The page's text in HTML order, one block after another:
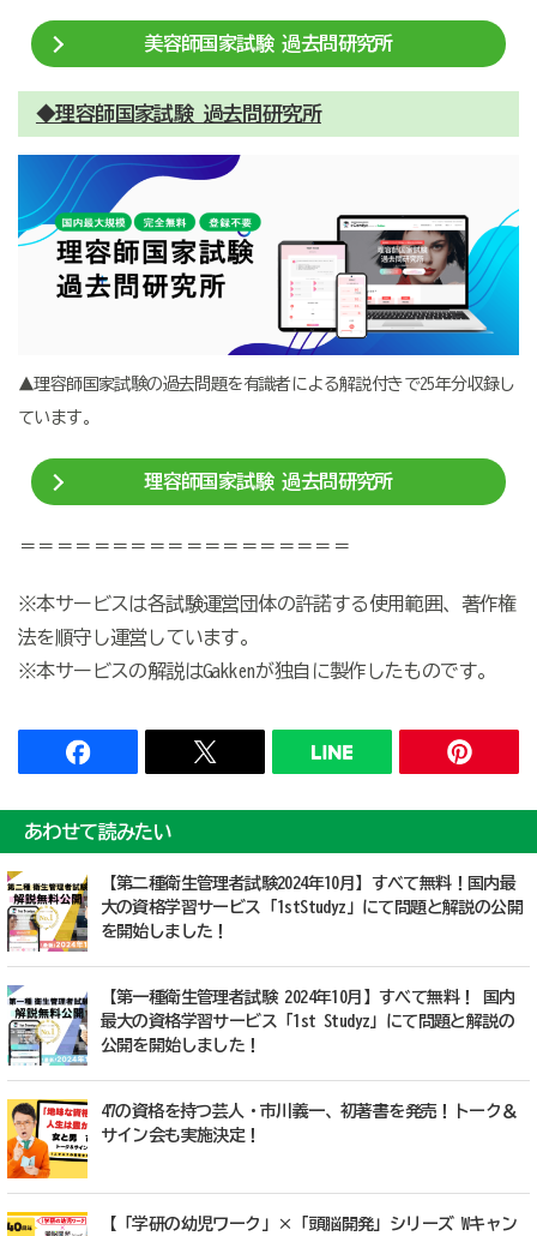
美容師国家試験 過去問研究所
◆理容師国家試験 過去問研究所
▲理容師国家試験の過去問題を有識者による解説付きで25年分収録し
ています。
理容師国家試験 過去問研究所
＝＝＝＝＝＝＝＝＝＝＝＝＝＝＝＝＝＝
※本サービスは各試験運営団体の許諾する使用範囲、著作権
法を順守し運営しています。
※本サービスの解説はGakkenが独自に製作したものです。
あわせて読みたい
【第二種衛生管理者試験2024年10月】すべて無料！国内最
大の資格学習サービス「1stStudyz」にて問題と解説の公開
を開始しました！
【第一種衛生管理者試験 2024年10月】すべて無料！ 国内
最大の資格学習サービス「1st Studyz」にて問題と解説の
公開を開始しました！
47の資格を持つ芸人・市川義一、初著書を発売！トーク＆
サイン会も実施決定！
【「学研の幼児ワーク」×「頭脳開発」シリーズ Wキャン